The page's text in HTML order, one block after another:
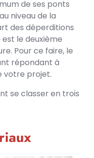
de ses ponts
niveau de la
des déperditions
le deuxième
Pour ce faire, le
répondant à
votre projet.
se classer en trois